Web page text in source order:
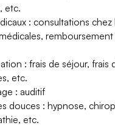
etc.
: consultations chez
: frais de séjour, frais
etc.
: auditif
douces : hypnose,
etc.